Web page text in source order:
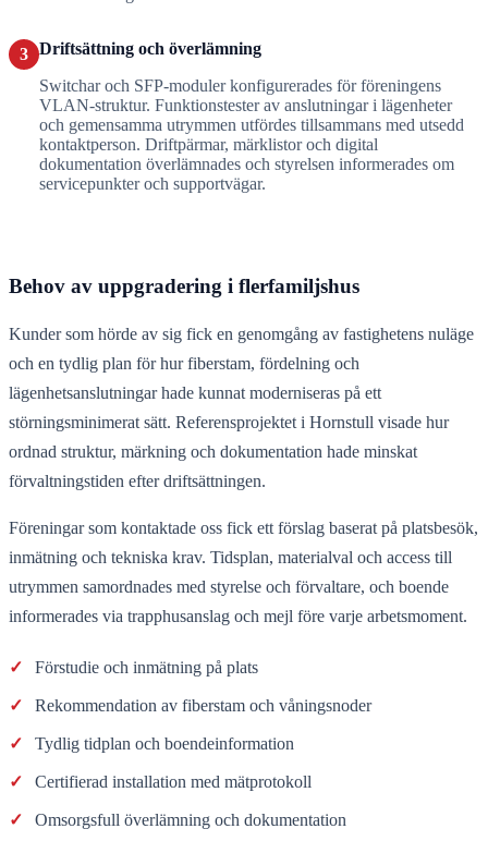
3 Driftsättning och överlämning
Switchar och SFP-moduler konfigurerades för föreningens
VLAN-struktur. Funktionstester av anslutningar i lägenheter
och gemensamma utrymmen utfördes tillsammans med utsedd
kontaktperson. Driftpärmar, märklistor och digital
dokumentation överlämnades och styrelsen informerades om
servicepunkter och supportvägar.
Behov av uppgradering i flerfamiljshus
Kunder som hörde av sig fick en genomgång av fastighetens nuläge
och en tydlig plan för hur fiberstam, fördelning och
lägenhetsanslutningar hade kunnat moderniseras på ett
störningsminimerat sätt. Referensprojektet i Hornstull visade hur
ordnad struktur, märkning och dokumentation hade minskat
förvaltningstiden efter driftsättningen.
Föreningar som kontaktade oss fick ett förslag baserat på platsbesök,
inmätning och tekniska krav. Tidsplan, materialval och access till
utrymmen samordnades med styrelse och förvaltare, och boende
informerades via trapphusanslag och mejl före varje arbetsmoment.
✓ Förstudie och inmätning på plats
✓ Rekommendation av fiberstam och våningsnoder
✓ Tydlig tidplan och boendeinformation
✓ Certifierad installation med mätprotokoll
✓ Omsorgsfull överlämning och dokumentation